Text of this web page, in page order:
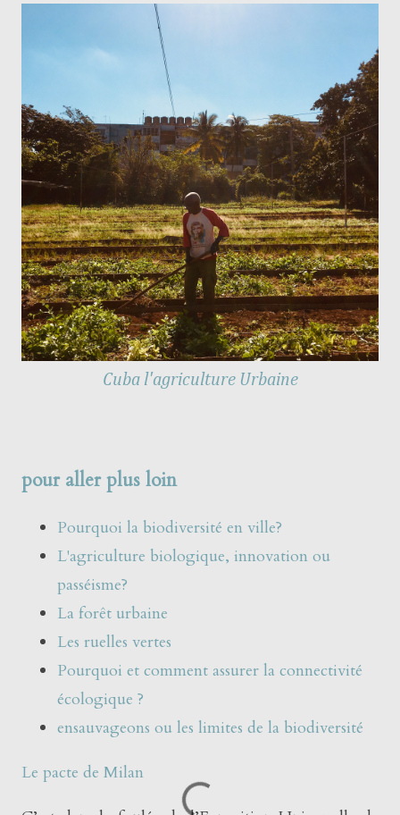
Cuba l'agriculture Urbaine
pour aller plus loin
Pourquoi la biodiversité en ville?
L'agriculture biologique, innovation ou
passéisme?
La forêt urbaine
Les ruelles vertes
Pourquoi et comment assurer la connectivité
écologique ?
ensauvageons ou les limites de la biodiversité
Le pacte de Milan